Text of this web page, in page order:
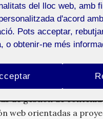
para desarrollar
conmigo que
complejidad. Aún así
un proyecto de
de gestión de
web orientadas a
del lloc web, amb
d'acord
Pots acceptar,
o obtenir-ne més